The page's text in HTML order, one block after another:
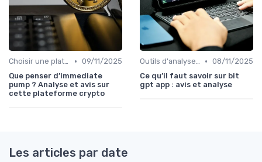
Choisir une plateforme d'échange • 09/11/2025
Que penser d’immediate
pump ? Analyse et avis sur
cette plateforme crypto
Outils d'analyse et de suivi • 08/11/2025
Ce qu’il faut savoir sur bit
gpt app : avis et analyse
Les articles par date